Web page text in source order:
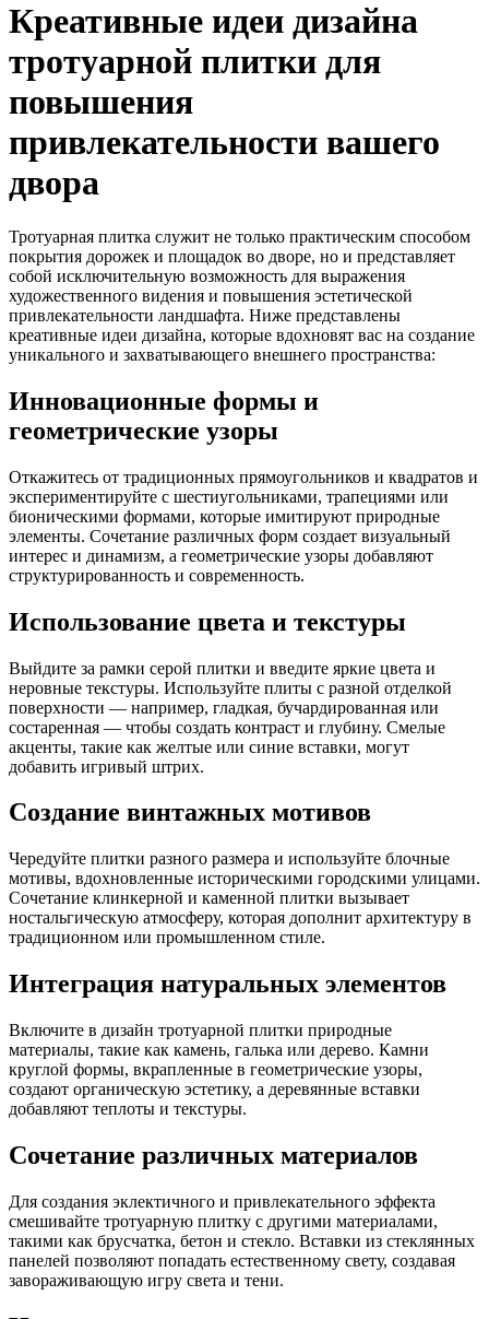
Креативные идеи дизайна
тротуарной плитки для
повышения
привлекательности вашего
двора
Тротуарная плитка служит не только практическим способом
покрытия дорожек и площадок во дворе, но и представляет
собой исключительную возможность для выражения
художественного видения и повышения эстетической
привлекательности ландшафта. Ниже представлены
креативные идеи дизайна, которые вдохновят вас на создание
уникального и захватывающего внешнего пространства:
Инновационные формы и
геометрические узоры
Откажитесь от традиционных прямоугольников и квадратов и
экспериментируйте с шестиугольниками, трапециями или
бионическими формами, которые имитируют природные
элементы. Сочетание различных форм создает визуальный
интерес и динамизм, а геометрические узоры добавляют
структурированность и современность.
Использование цвета и текстуры
Выйдите за рамки серой плитки и введите яркие цвета и
неровные текстуры. Используйте плиты с разной отделкой
поверхности — например, гладкая, бучардированная или
состаренная — чтобы создать контраст и глубину. Смелые
акценты, такие как желтые или синие вставки, могут
добавить игривый штрих.
Создание винтажных мотивов
Чередуйте плитки разного размера и используйте блочные
мотивы, вдохновленные историческими городскими улицами.
Сочетание клинкерной и каменной плитки вызывает
ностальгическую атмосферу, которая дополнит архитектуру в
традиционном или промышленном стиле.
Интеграция натуральных элементов
Включите в дизайн тротуарной плитки природные
материалы, такие как камень, галька или дерево. Камни
круглой формы, вкрапленные в геометрические узоры,
создают органическую эстетику, а деревянные вставки
добавляют теплоты и текстуры.
Сочетание различных материалов
Для создания эклектичного и привлекательного эффекта
смешивайте тротуарную плитку с другими материалами,
такими как брусчатка, бетон и стекло. Вставки из стеклянных
панелей позволяют попадать естественному свету, создавая
завораживающую игру света и тени.